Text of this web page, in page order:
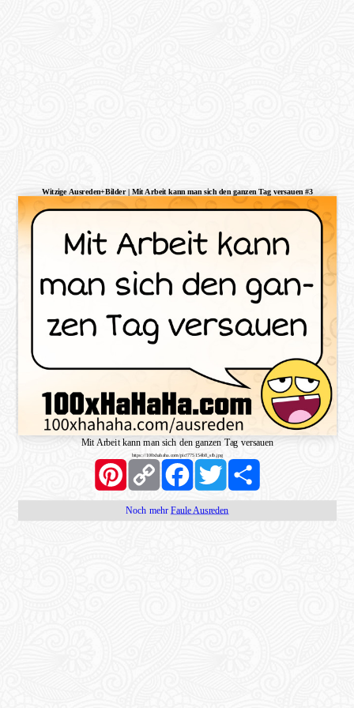
Witzige Ausreden+Bilder | Mit Arbeit kann man sich den ganzen Tag versauen #3
Mit Arbeit kann man sich den ganzen Tag versauen
https://100xhahaha.com/pic!775154b8_sfb.jpg
PinterestCopy
Link
FacebookTwitter Share
Noch mehr Faule Ausreden